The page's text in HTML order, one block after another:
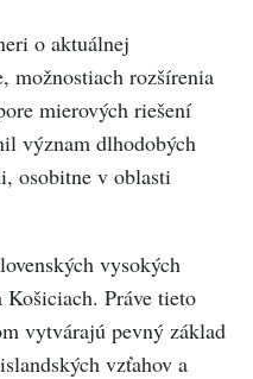
o aktuálnej
možnostiach rozšírenia
mierových riešení
význam dlhodobých
osobitne v oblasti
vysokých
Práve tieto
vytvárajú pevný základ
vzťahov a